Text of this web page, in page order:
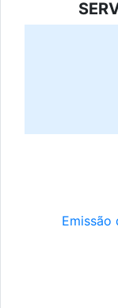
Emissão